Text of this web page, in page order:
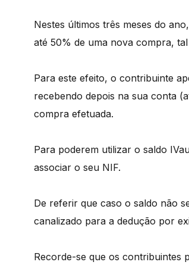
Nestes últimos três meses do
até 50% de uma nova compra,
Para este efeito, o contribuinte
recebendo depois na sua conta
compra efetuada.
Para poderem utilizar o saldo
associar o seu NIF.
De referir que caso o saldo não
canalizado para a dedução por
Recorde-se que os contribuintes